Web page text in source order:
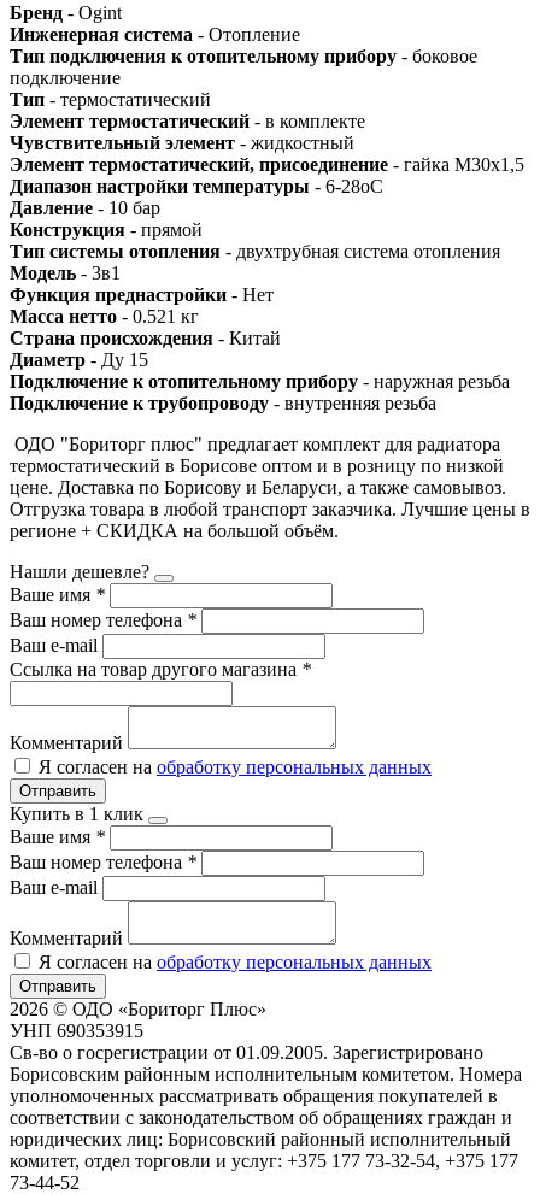
Бренд - Ogint
Инженерная система - Отопление
Тип подключения к отопительному прибору - боковое
подключение
Тип - термостатический
Элемент термостатический - в комплекте
Чувствительный элемент - жидкостный
Элемент термостатический, присоединение - гайка М30х1,5
Диапазон настройки температуры - 6-28oC
Давление - 10 бар
Конструкция - прямой
Тип системы отопления - двухтрубная система отопления
Модель - 3в1
Функция преднастройки - Нет
Масса нетто - 0.521 кг
Страна происхождения - Китай
Диаметр - Ду 15
Подключение к отопительному прибору - наружная резьба
Подключение к трубопроводу - внутренняя резьба
ОДО "Бориторг плюс" предлагает комплект для радиатора
термостатический в Борисове оптом и в розницу по низкой
цене. Доставка по Борисову и Беларуси, а также самовывоз.
Отгрузка товара в любой транспорт заказчика. Лучшие цены в
регионе + СКИДКА на большой объём.
Нашли дешевле?
Ваше имя *
Ваш номер телефона *
Ваш e-mail
Ссылка на товар другого магазина *
Комментарий
Я согласен на обработку персональных данных
Отправить
Купить в 1 клик
Ваше имя *
Ваш номер телефона *
Ваш e-mail
Комментарий
Я согласен на обработку персональных данных
Отправить
2026 © ОДО «Бориторг Плюс»
УНП 690353915
Св-во о госрегистрации от 01.09.2005. Зарегистрировано
Борисовским районным исполнительным комитетом. Номера
уполномоченных рассматривать обращения покупателей в
соответствии с законодательством об обращениях граждан и
юридических лиц: Борисовский районный исполнительный
комитет, отдел торговли и услуг: +375 177 73-32-54, +375 177
73-44-52